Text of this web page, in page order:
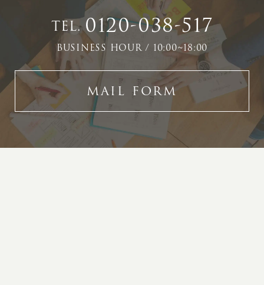
TEL.0120-038-517
BUSINESS HOUR / 10:00~18:00
MAIL FORM